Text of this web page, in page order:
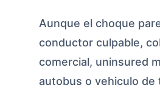
Aunque el choque
conductor culpable,
comercial, uninsured
autobus o vehiculo de